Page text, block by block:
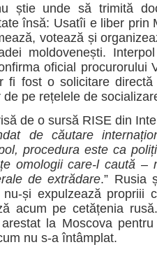
știe unde să trimită
însă: Usatîi e liber prin
votează și
moldovenești.
oficial procurorului
fi fost o solicitare directă
pe rețelele de
de o sursă RISE din
de căutare
procedura este ca
omologii care-l caută –
de extrădare.” Rusia
și expulzează propriii
acum pe cetățenia
la Moscova
nu s-a întâmplat.